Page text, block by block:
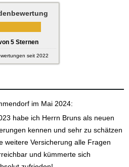
5Sternen
seit 2022
im Mai 2024:
habe ich Herrn Bruns als neuen
kennen und sehr zu schätzen
weitere Versicherung alle Fragen
und kümmerte sich